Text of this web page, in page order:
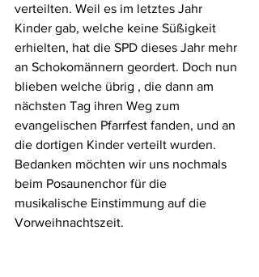
verteilten. Weil es im letztes Jahr
Kinder gab, welche keine Süßigkeit
erhielten, hat die SPD dieses Jahr mehr
an Schokomännern geordert. Doch nun
blieben welche übrig , die dann am
nächsten Tag ihren Weg zum
evangelischen Pfarrfest fanden, und an
die dortigen Kinder verteilt wurden.
Bedanken möchten wir uns nochmals
beim Posaunenchor für die
musikalische Einstimmung auf die
Vorweihnachtszeit.